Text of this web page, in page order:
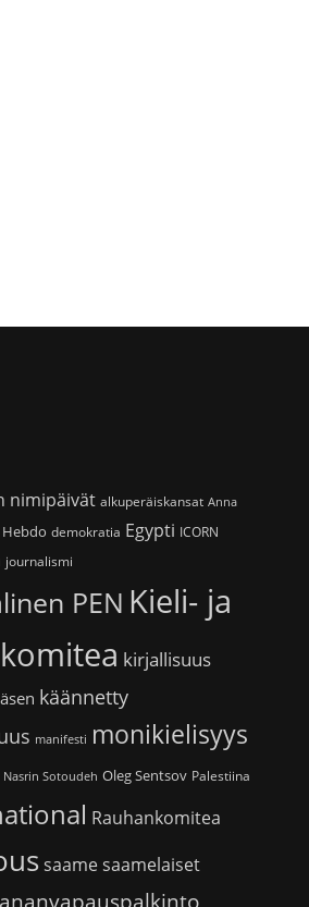
nimipäivät alkuperäiskansat Anna
demokratia Egypti ICORN
journalismi
PEN Kieli- ja
kirjallisuus
käännetty
manifesti monikielisyys
Nasrin Sotoudeh Oleg Sentsov Palestiina
Rauhankomitea
saamesaamelaiset